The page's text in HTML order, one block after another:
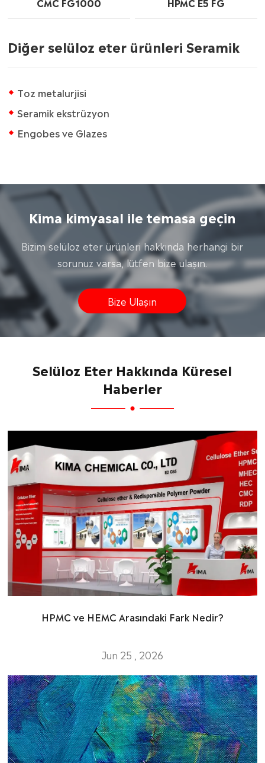
Diğer selüloz eter ürünleri Seramik
Toz metalurjisi
Seramik ekstrüzyon
Engobes ve Glazes
Kima kimyasal ile temasa geçin
Bizim selüloz eter ürünleri hakkında herhangi bir
sorunuz varsa, lütfen bize ulaşın.
Bize Ulaşın
Selüloz Eter Hakkında Küresel
Haberler
HPMC ve HEMC Arasındaki Fark Nedir?
Jun 25 , 2026